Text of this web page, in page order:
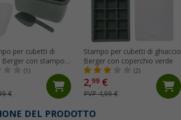
per cubetti di
Berger con stampo,
coperchio e
(1)
€
Stampo per cubetti di ghiaccio
Berger con coperchio verde
(2)
2,99 €
PVP 4,99 €
DEL PRODOTTO